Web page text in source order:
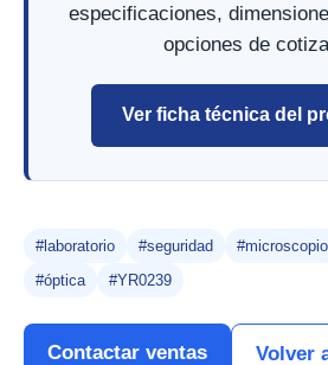
especificaciones,
opciones de
Ver ficha técnica del
#laboratorio #seguridad #microscopio
#óptica
#YR0239
Contactar ventas Volver